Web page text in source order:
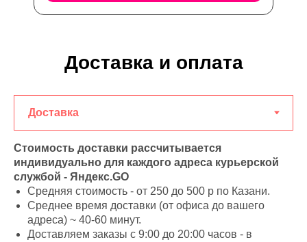
Доставка и оплата
Стоимость доставки рассчитывается
индивидуально для каждого адреса курьерской
службой - Яндекс.GO
Средняя стоимость - от 250 до 500 р по Казани.
Среднее время доставки (от офиса до вашего
адреса) ~ 40-60 минут.
Доставляем заказы с 9:00 до 20:00 часов - в